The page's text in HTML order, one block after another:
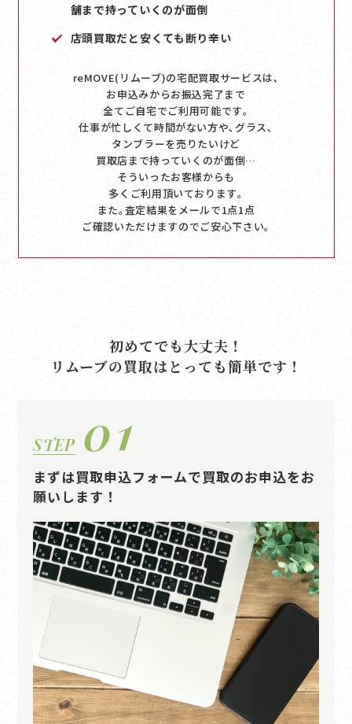
舗まで持っていくのが面倒
店頭買取だと安くても断り辛い
reMOVE(リムーブ)の宅配買取サービスは､
お申込みからお振込完了まで
全てご自宅でご利用可能です｡
仕事が忙しくて時間がない方や､グラス､
タンブラーを売りたいけど
買取店まで持っていくのが面倒…
そういったお客様からも
多くご利用頂いております｡
また｡査定結果をメールで1点1点
ご確認いただけますのでご安心下さい｡
初めてでも大丈夫！
リムーブの買取はとっても簡単です！
STEP 01
まずは買取申込フォームで買取のお申込をお
願いします！